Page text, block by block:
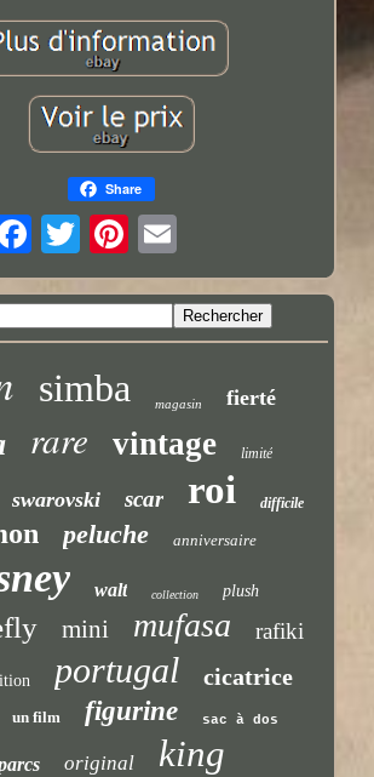
Share
simba magasin fierté
rare vintage limité
swarovski scar roi difficile
peluche anniversaire
walt collection plush
mini mufasa rafiki
portugal cicatrice
un film figurine sac à dos
original king